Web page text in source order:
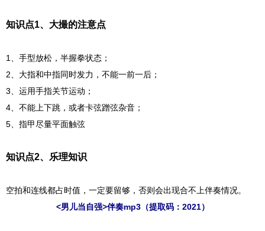
知识点1、大撮的注意点
1、手型放松，半握拳状态；
2、大指和中指同时发力，不能一前一后；
3、运用手指关节运动；
4、不能上下跳，或者卡弦蹭弦杂音；
5、指甲尽量平面触弦
知识点2、乐理知识
空拍和连线都占时值，一定要留够，否则会出现合不上伴奏情况。
<男儿当自强>伴奏mp3（提取码：2021）